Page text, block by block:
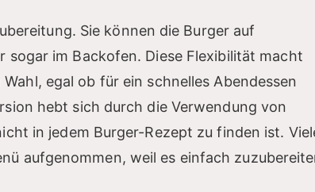
Sie können die Burger auf
sogar im Backofen. Diese Flexibilität macht
egal ob für ein schnelles Abendessen
hebt sich durch die Verwendung von
in jedem Burger-Rezept zu finden ist.
aufgenommen, weil es einfach